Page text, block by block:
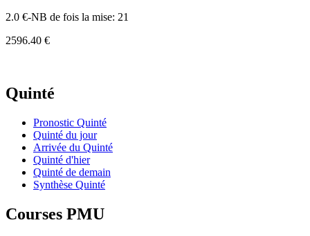
2.0 €-NB de fois la mise: 21
2596.40 €
Quinté
Pronostic Quinté
Quinté du jour
Arrivée du Quinté
Quinté d'hier
Quinté de demain
Synthèse Quinté
Courses PMU